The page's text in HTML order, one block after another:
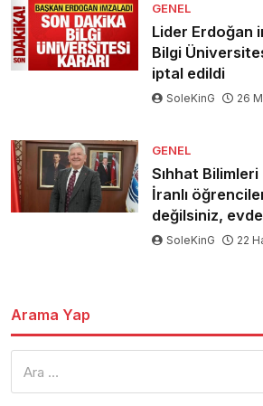
GENEL
Lider Erdoğan
Bilgi
iptal edildi
SoleKinG 26
GENEL
Sıhhat
İranlı
değilsiniz,
SoleKinG 22
Arama Yap